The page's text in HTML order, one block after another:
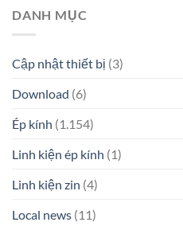
DANH MỤC
Cập nhật thiết bị (3)
Download (6)
Ép kính (1.154)
Linh kiện ép kính (1)
Linh kiện zin (4)
Local news (11)